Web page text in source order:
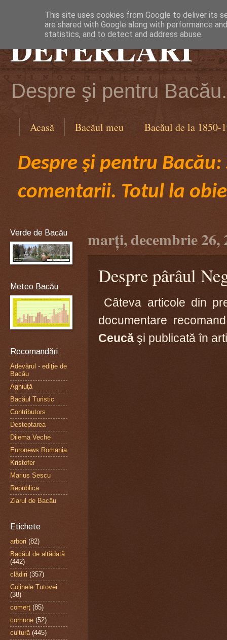
DEFERLĂRI
Despre şi pentru
Acasă Bacăul meu Bacăul de la 1850-
Despre şi pentru
comentarii. Totul la
marți, decembrie 26,
Despre pârâul
Câteva articole din
documentare
Ceucă şi publicată în
Verde de Bacău
Meteo Bacău
Recomandări
Adevărul - ediţie de
Bacău
Aghiuţă
Bacăul Turistic
Contributors
Desteptarea
Dilema Veche
Euronews Romania
Kristofer
Marius Sescu
Republica
Ziarul de Bacău
Etichete
arbori (82)
Bacăul de altădată
(442)
clădiri (357)
Colinele Tutovei
(38)
comerţ (85)
comune (52)
cultură (445)
This site uses cookies from Google to deliver its
are shared with Google along with performance
statistics, and to detect and address abuse.